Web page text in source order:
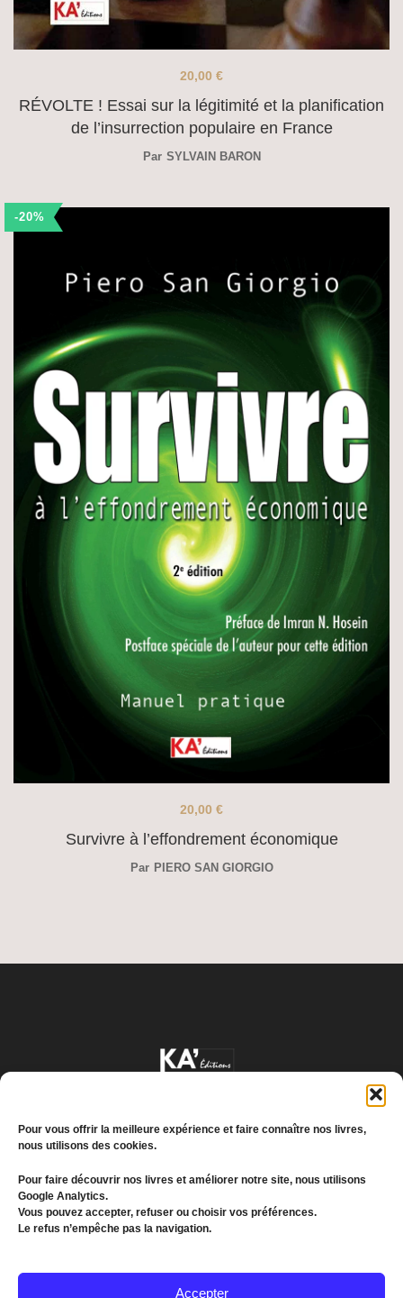
Pour vous offrir la meilleure expérience et faire connaître nos livres,
nous utilisons des cookies.
Pour faire découvrir nos livres et améliorer notre site, nous utilisons
Google Analytics.
Vous pouvez accepter, refuser ou choisir vos préférences.
Le refus n’empêche pas la navigation.
Accepter
RÉVOLTE ! Essai sur la légitimité et la planification
de l’insurrection populaire en France
20,00 €
Par SYLVAIN BARON
-20%
Survivre à l’effondrement économique
20,00 €
Par PIERO SAN GIORGIO
Conditions générales de vente
Politique de confidentialité
© 2022 MEDDKOL. All Rights Reserved